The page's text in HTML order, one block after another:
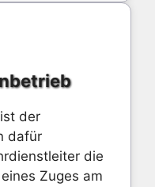
der
dafür
die
Zuges am